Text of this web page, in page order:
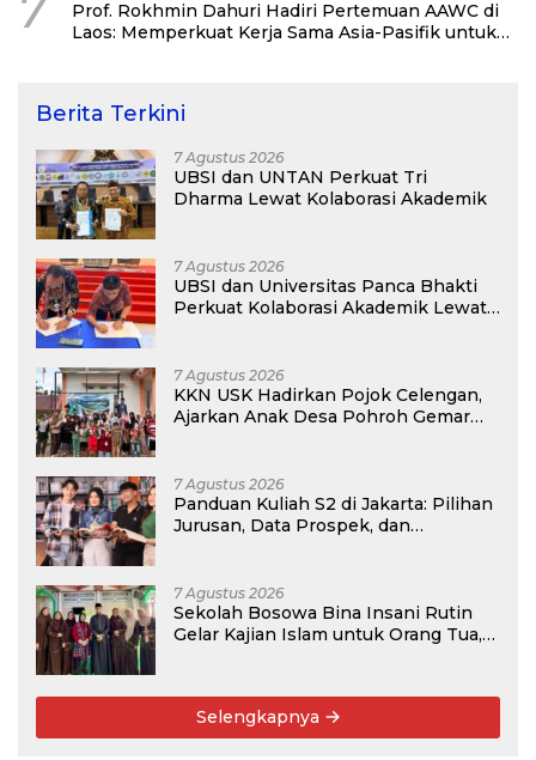
Prof. Rokhmin Dahuri Hadiri Pertemuan AAWC di
Laos: Memperkuat Kerja Sama Asia-Pasifik untuk
Berita Terkini
7 Agustus 2026
UBSI dan UNTAN Perkuat Tri
Dharma Lewat Kolaborasi Akademik
7 Agustus 2026
UBSI dan Universitas Panca Bhakti
Perkuat Kolaborasi Akademik Lewat
7 Agustus 2026
KKN USK Hadirkan Pojok Celengan,
Ajarkan Anak Desa Pohroh Gemar
7 Agustus 2026
Panduan Kuliah S2 di Jakarta: Pilihan
Jurusan, Data Prospek, dan
7 Agustus 2026
Sekolah Bosowa Bina Insani Rutin
Gelar Kajian Islam untuk Orang Tua,
Selengkapnya